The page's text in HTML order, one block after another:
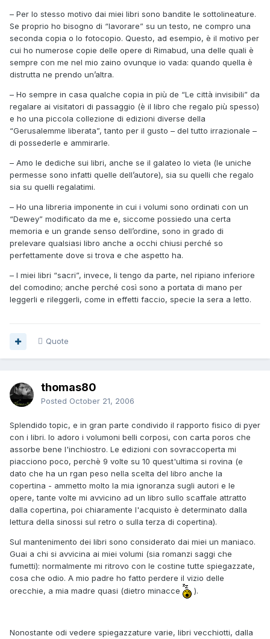
– Per lo stesso motivo dai miei libri sono bandite le sottolineature.
Se proprio ho bisogno di “lavorare” su un testo, ne compro una
seconda copia o lo fotocopio. Questo, ad esempio, è il motivo per
cui ho numerose copie delle opere di Rimabud, una delle quali è
sempre con me nel mio zaino ovunque io vada: quando quella è
distrutta ne prendo un’altra.
– Ho sempre in casa qualche copia in più de “Le città invisibili” da
regalare ai visitatori di passaggio (è il libro che regalo più spesso)
e ho una piccola collezione di edizioni diverse della
“Gerusalemme liberata”, tanto per il gusto – del tutto irrazionale –
di possederle e ammirarle.
– Amo le dediche sui libri, anche se il galateo lo vieta (le uniche
permesse sono infatti quelle dell’autore), sia su quelli che regalo
sia su quelli regalatimi.
– Ho una libreria imponente in cui i volumi sono ordinati con un
“Dewey” modificato da me e, siccome possiedo una certa
memoria e un grande senso dell’ordine, sono in grado di
prelevare qualsiasi libro anche a occhi chiusi perché so
perfettamente dove si trova e che aspetto ha.
– I miei libri “sacri”, invece, li tengo da parte, nel ripiano inferiore
del comodino; anche perché così sono a portata di mano per
leggerli e rileggerli, come in effetti faccio, specie la sera a letto.
Quote
thomas80
Posted October 21, 2006
Splendido topic, e in gran parte condivido il rapporto fisico di pyer
con i libri. Io adoro i volumoni belli corposi, con carta poros che
assorbe bene l'inchiostro. Le edizioni con sovraccoperta mi
piacciono poco, perchè 9 volte su 10 quest'ultima si rovina (e
dato che ha un rgan peso nella scelta del libro anche la
copertina - ammetto molto la mia ignoranza sugli autori e le
opere, tante volte mi avvicino ad un libro sullo scaffale attratto
dalla copertina, poi chiaramente l'acquisto è determinato dalla
lettura della sinossi sul retro o sulla terza di copertina).
Sul mantenimento dei libri sono considerato dai miei un maniaco.
Guai a chi si avvicina ai miei volumi (sia romanzi saggi che
fumetti): normalmente mi ritrovo con le costine tutte spiegazzate,
cosa che odio. A mio padre ho fatto perdere il vizio delle
orecchie, a mia madre quasi (dietro minacce
).
Nonostante odi vedere spiegazzature varie, libri vecchiotti, dalla